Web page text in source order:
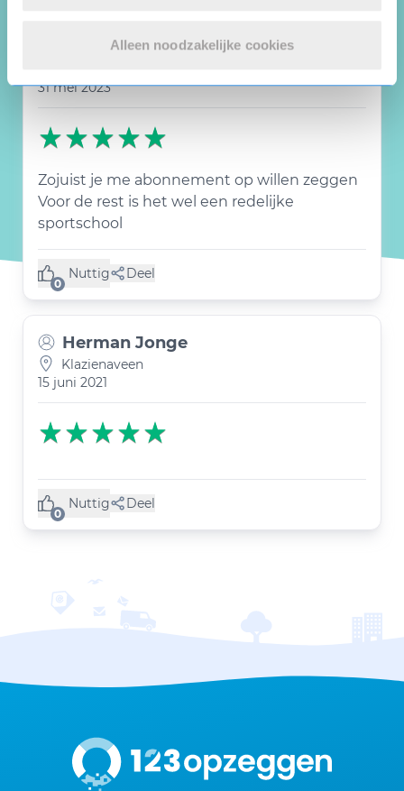
Alleen noodzakelijke cookies
Romana Beima
31 mei 2023
Zojuist je me abonnement op willen zeggen
Voor de rest is het wel een redelijke
sportschool
0
Nuttig
(0 like) Deel
Herman Jonge
Klazienaveen
15 juni 2021
0
Nuttig
(0 like) Deel